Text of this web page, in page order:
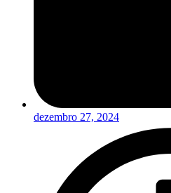
dezembro 27, 2024